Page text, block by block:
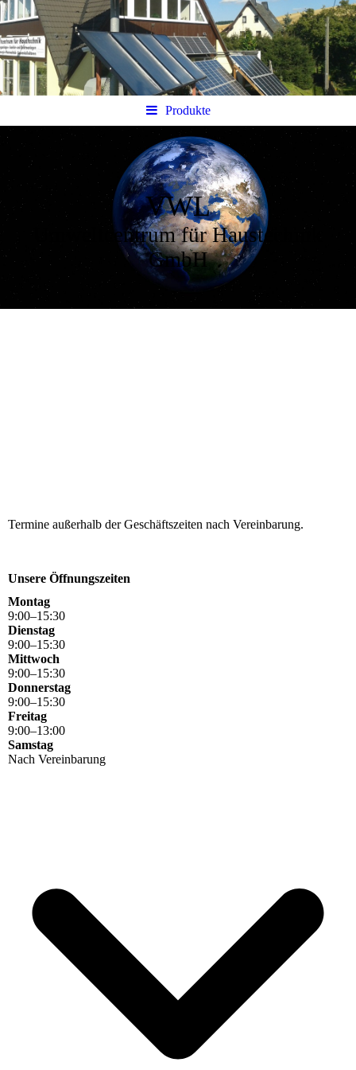
Produkte
VWL
Umweltcentrum für Haustechnik
GmbH
Termine außerhalb der Geschäftszeiten nach Vereinbarung.
Unsere Öffnungszeiten
Montag
9:00–15:30
Dienstag
9:00–15:30
Mittwoch
9:00–15:30
Donnerstag
9:00–15:30
Freitag
9:00–13:00
Samstag
Nach Vereinbarung